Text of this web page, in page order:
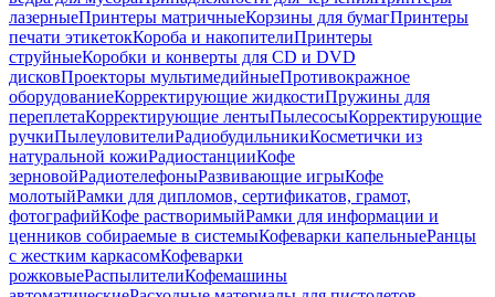
лазерныеПринтеры матричныеКорзины для бумагПринтеры
печати этикетокКороба и накопителиПринтеры
струйныеКоробки и конверты для CD и DVD
дисковПроекторы мультимедийныеПротивокражное
оборудованиеКорректирующие жидкостиПружины для
переплетаКорректирующие лентыПылесосыКорректирующие
ручкиПылеуловителиРадиобудильникиКосметички из
натуральной кожиРадиостанцииКофе
зерновойРадиотелефоныРазвивающие игрыКофе
молотыйРамки для дипломов, сертификатов, грамот,
фотографийКофе растворимыйРамки для информации и
ценников собираемые в системыКофеварки капельныеРанцы
с жестким каркасомКофеварки
рожковыеРаспылителиКофемашины